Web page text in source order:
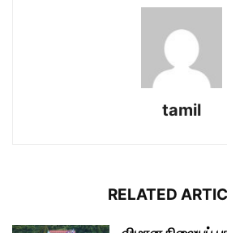
tamil
RELATED